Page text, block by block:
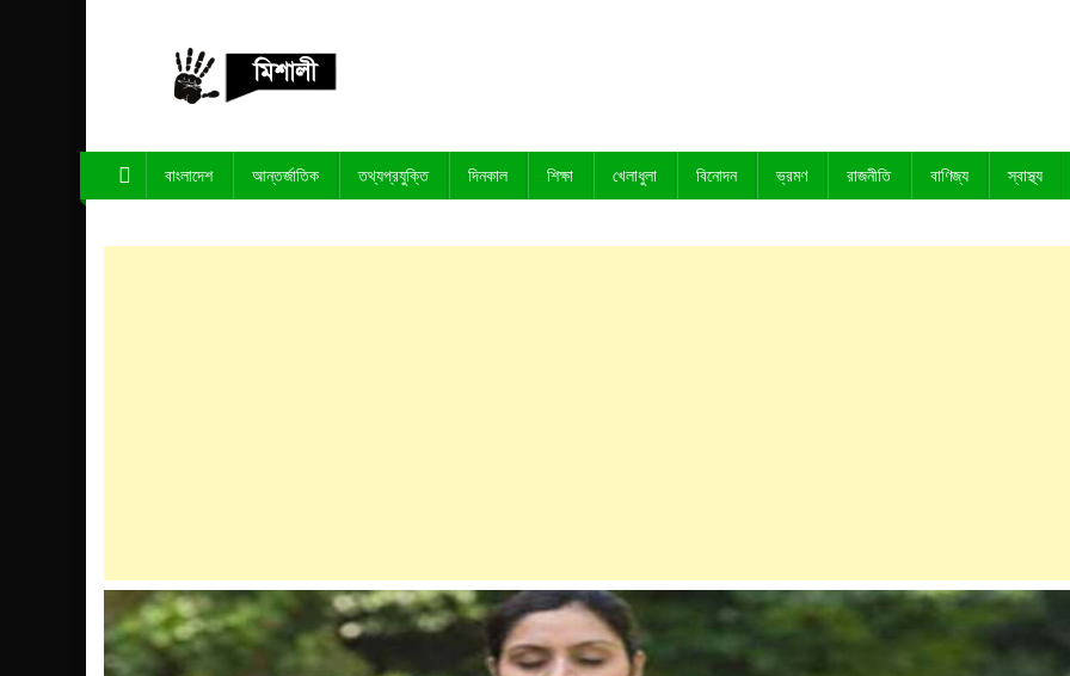
বাংলাদেশ আন্তর্জাতিক তথ্যপ্রযুক্তি দিনকাল শিক্ষা খেলাধুলা বিনোদন ভ্রমণ রাজনীতি বাণিজ্য স্বাস্থ্য